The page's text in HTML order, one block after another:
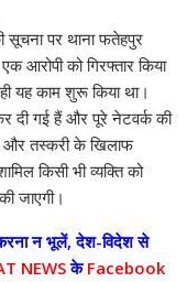
सूचना पर थाना फतेहपुर
आरोपी को गिरफ्तार किया
यह काम शुरू किया था।
दी गई हैं और पूरे नेटवर्क की
और तस्करी के खिलाफ
किसी भी व्यक्ति को
जाएगी।
न भूलें, देश-विदेश से
NEWSके Facebook